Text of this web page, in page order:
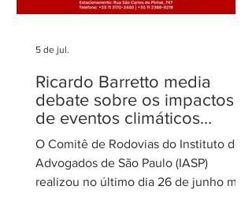
Ricardo Barretto media
debate sobre os impactos
de eventos climáticos
extremos nas concessões
de rodovias
O Comitê de Rodovias do Instituto dos
Advogados de São Paulo (IASP)
realizou no último dia 26 de junho mais
5 de jul.